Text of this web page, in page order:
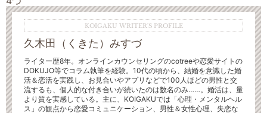
KOIGAKU WRITER'S PROFILE
久木田（くきた）みすづ
ライター歴8年。オンラインカウンセリングのcotreeや恋愛サイトの
DOKUJO等でコラム執筆を経験。10代の頃から、結婚を意識した婚
活＆恋活を実践し、お見合いやアプリなどで100人ほどの男性と交
流するも、個人的な付き合いが続いたのは数名のみ……。婚活は、量
より質を実感している。主に、KOIGAKUでは「心理・メンタルヘル
ス」の観点から恋愛コミュニケーション、男性＆女性心理、失恋な